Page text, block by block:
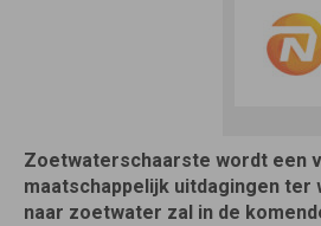
Zoetwaterschaarste wordt een
maatschappelijk uitdagingen ter
naar zoetwater zal in de